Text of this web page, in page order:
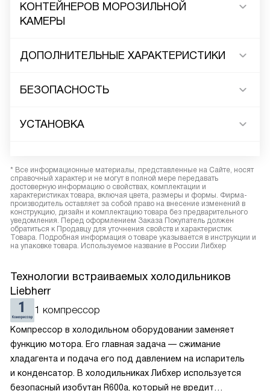
КОНТЕЙНЕРОВ МОРОЗИЛЬНОЙ
КАМЕРЫ
ДОПОЛНИТЕЛЬНЫЕ ХАРАКТЕРИСТИКИ
БЕЗОПАСНОСТЬ
УСТАНОВКА
* Все информационные материалы, представленные на Сайте, носят
справочный характер и не могут в полной мере передавать
достоверную информацию о свойствах, комплектации и
характеристиках товара, включая цвета, размеры и формы. Фирма-
производитель оставляет за собой право на внесение изменений в
конструкцию, дизайн и комплектацию товара без предварительного
уведомления. Перед оформлением Заказа Покупатель должен
обратиться к Продавцу для уточнения свойств и характеристик
Товара. Подробная информация о товаре указывается в инструкции и
на упаковке товара. Используемое название в России Либхер
Технологии встраиваемых холодильников
Liebherr
1 компрессор
Компрессор в холодильном оборудовании заменяет
функцию мотора. Его главная задача — сжимание
хладагента и подача его под давлением на испаритель
и конденсатор. В холодильниках Либхер используется
безопасный изобутан R600a, который не вредит